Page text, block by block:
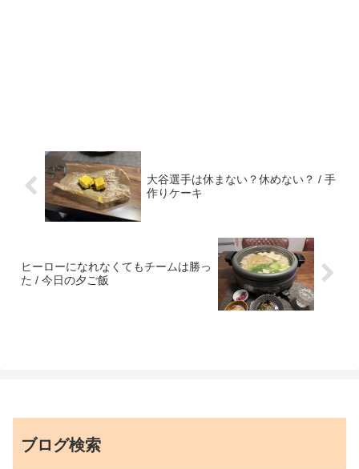
大谷選手は休まない？休めない？ / 手
作りケーキ
ヒーローになれなくてもチームは勝っ
た / 今日の夕ご飯
ブログ検索